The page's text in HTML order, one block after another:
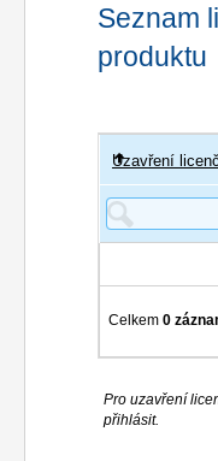
Seznam
produktu
Uživatel
Uzavření
Celkem0
Pro uzavření
přihlásit.